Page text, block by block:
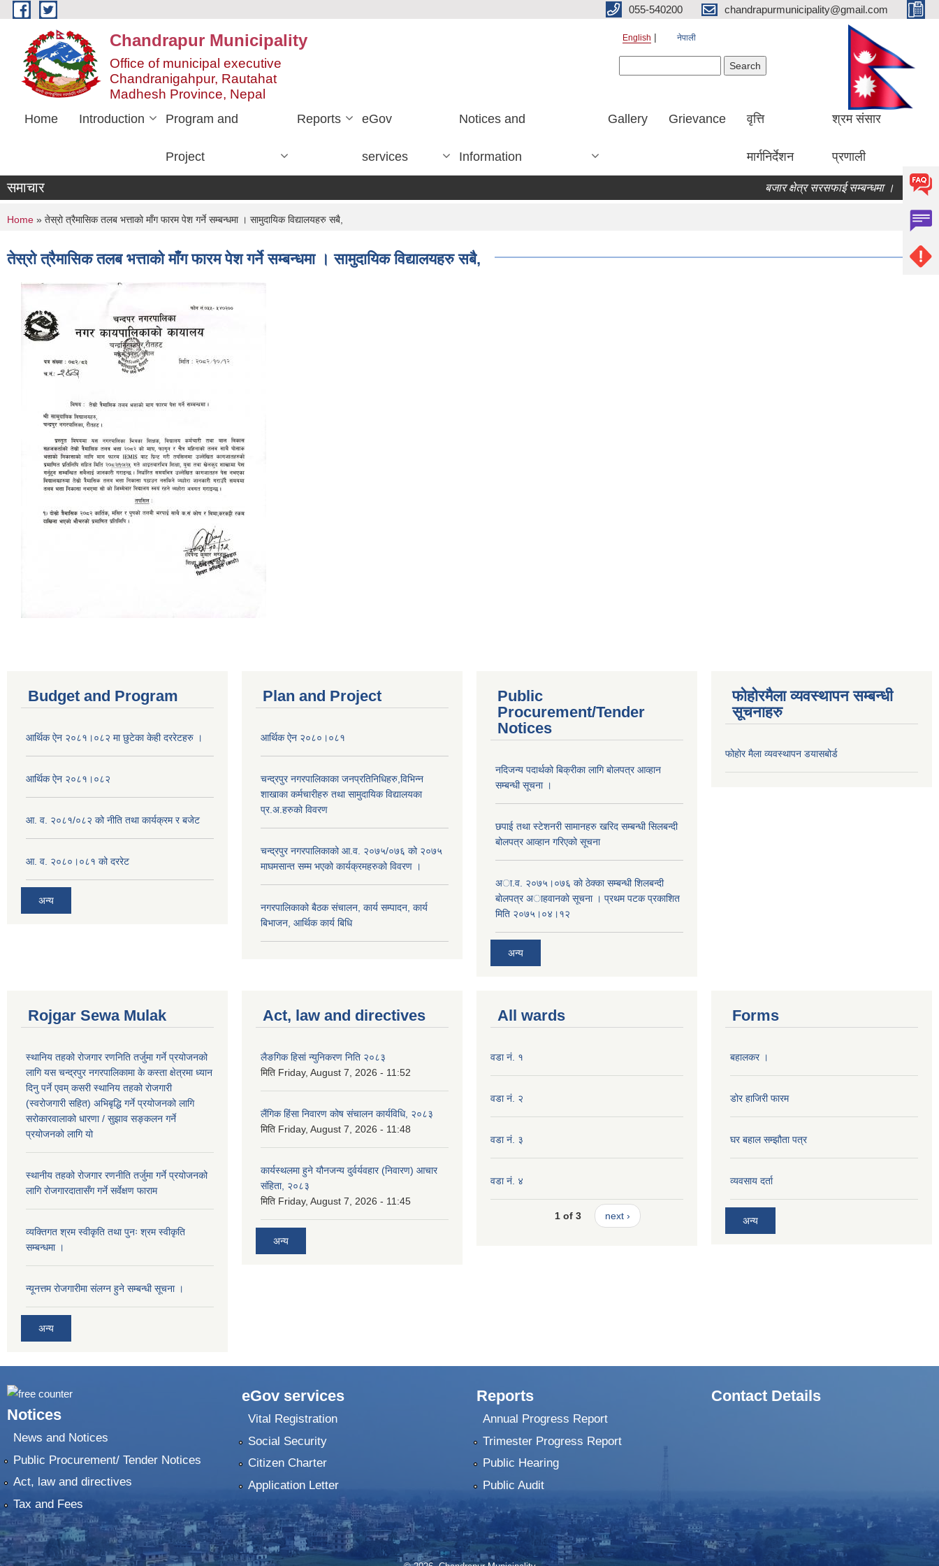
Skip to main content 055-540200 chandrapurmunicipality@gmail.com
Chandrapur Municipality
Office of municipal executive
Chandranigahpur, Rautahat
Madhesh Province, Nepal
English नेपाली
Home Introduction Program and
Project
Reports eGov
services
Notices and
Information
Gallery Grievance वृत्ति
मार्गनिर्देशन
श्रम संसार
प्रणाली
समाचार बजार क्षेत्र सरसफाई सम्बन्धमा ।
You are here
Home » तेस्रो त्रैमासिक तलब भत्ताको माँग फारम पेश गर्ने सम्बन्धमा । सामुदायिक विद्यालयहरु सबै,
तेस्रो त्रैमासिक तलब भत्ताको माँग फारम पेश गर्ने सम्बन्धमा । सामुदायिक विद्यालयहरु सबै,
Budget and Program
आर्थिक ऐन २०८१।०८२ मा छुटेका केही दररेटहरु ।
आर्थिक ऐन २०८१।०८२
आ. व. २०८१/०८२ को नीति तथा कार्यक्रम र बजेट
आ. व. २०८०।०८१ को दररेट
अन्य
Plan and Project
आर्थिक ऐन २०८०।०८१
चन्द्रपुर नगरपालिकाका जनप्रतिनिधिहरु,विभिन्न
शाखाका कर्मचारीहरु तथा सामुदायिक विद्यालयका
प्र.अ.हरुको विवरण
चन्द्रपुर नगरपालिकाको आ.व. २०७५/०७६ को २०७५
माघमसान्त सम्म भएको कार्यक्रमहरुको विवरण ।
नगरपालिकाको बैठक संचालन, कार्य सम्पादन, कार्य
बिभाजन, आर्थिक कार्य बिधि
Public
Procurement/Tender
Notices
नदिजन्य पदार्थको बिक्रीका लागि बोलपत्र आव्हान
सम्बन्धी सूचना ।
छपाई तथा स्टेशनरी सामानहरु खरिद सम्बन्धी सिलबन्दी
बोलपत्र आव्हान गरिएको सूचना
अा.व. २०७५।०७६ काे ठेक्का सम्बन्धी शिलबन्दी
बाेलपत्र अाहवानकाे सूचना । प्रथम पटक प्रकाशित
मिति २०७५।०४।१२
अन्य
फोहोरमैला व्यवस्थापन सम्बन्धी
सूचनाहरु
फोहोर मैला व्यवस्थापन डयासबोर्ड
Rojgar Sewa Mulak
स्थानिय तहको रोजगार रणनिति तर्जुमा गर्ने प्रयोजनको
लागि यस चन्द्रपुर नगरपालिकामा के कस्ता क्षेत्रमा ध्यान
दिनु पर्ने एवम् कसरी स्थानिय तहको रोजगारी
(स्वरोजगारी सहित) अभिबृद्धि गर्ने प्रयोजनको लागि
सरोकारवालाको धारणा / सुझाव सङ्कलन गर्ने
प्रयोजनको लागि यो
स्थानीय तहको रोजगार रणनीति तर्जुमा गर्ने प्रयोजनको
लागि रोजगारदातासँग गर्ने सर्वेक्षण फाराम
व्यक्तिगत श्रम स्वीकृति तथा पुनः श्रम स्वीकृति
सम्बन्धमा ।
न्यूनत्तम रोजगारीमा संलग्न हुने सम्बन्धी सूचना ।
अन्य
Act, law and directives
लैङगिक हिसां न्युनिकरण निति २०८३
मिति Friday, August 7, 2026 - 11:52
लैंगिक हिंसा निवारण कोष संचालन कार्यविधि, २०८३
मिति Friday, August 7, 2026 - 11:48
कार्यस्थलमा हुने यौनजन्य दुर्वर्यवहार (निवारण) आचार
संहिता, २०८३
मिति Friday, August 7, 2026 - 11:45
अन्य
All wards
वडा नं. १
वडा नं. २
वडा नं. ३
वडा नं. ४
1 of 3 next ›
Forms
बहालकर ।
डोर हाजिरी फारम
घर बहाल सम्झौता पत्र
व्यवसाय दर्ता
अन्य
Notices
News and Notices
Public Procurement/ Tender Notices
Act, law and directives
Tax and Fees
eGov services
Vital Registration
Social Security
Citizen Charter
Application Letter
Reports
Annual Progress Report
Trimester Progress Report
Public Hearing
Public Audit
Contact Details